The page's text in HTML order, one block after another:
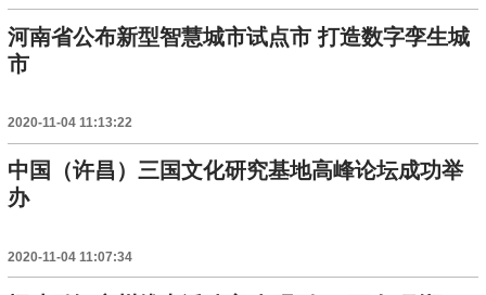
河南省公布新型智慧城市试点市 打造数字孪生城
市
2020-11-04 11:13:22
中国（许昌）三国文化研究基地高峰论坛成功举
办
2020-11-04 11:07:34